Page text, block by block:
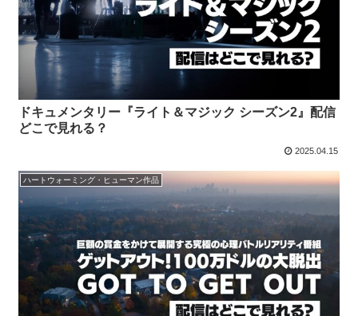
ドキュメンタリー『ライト＆マジック シーズン2』配信
どこで見れる？
2025.04.15
ハートウォーミング・ヒューマン作品